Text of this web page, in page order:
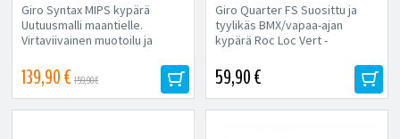
Giro Syntax MIPS kypärä
Uutuusmalli maantielle.
Virtaviivainen muotoilu ja
pidemmillekin...
139,90 € 159,90 €
Giro Quarter FS Suosittu ja
tyylikäs BMX/vapaa-ajan
kypärä Roc Loc Vert -
ilmastointiaukkoa ABS...
59,90 €